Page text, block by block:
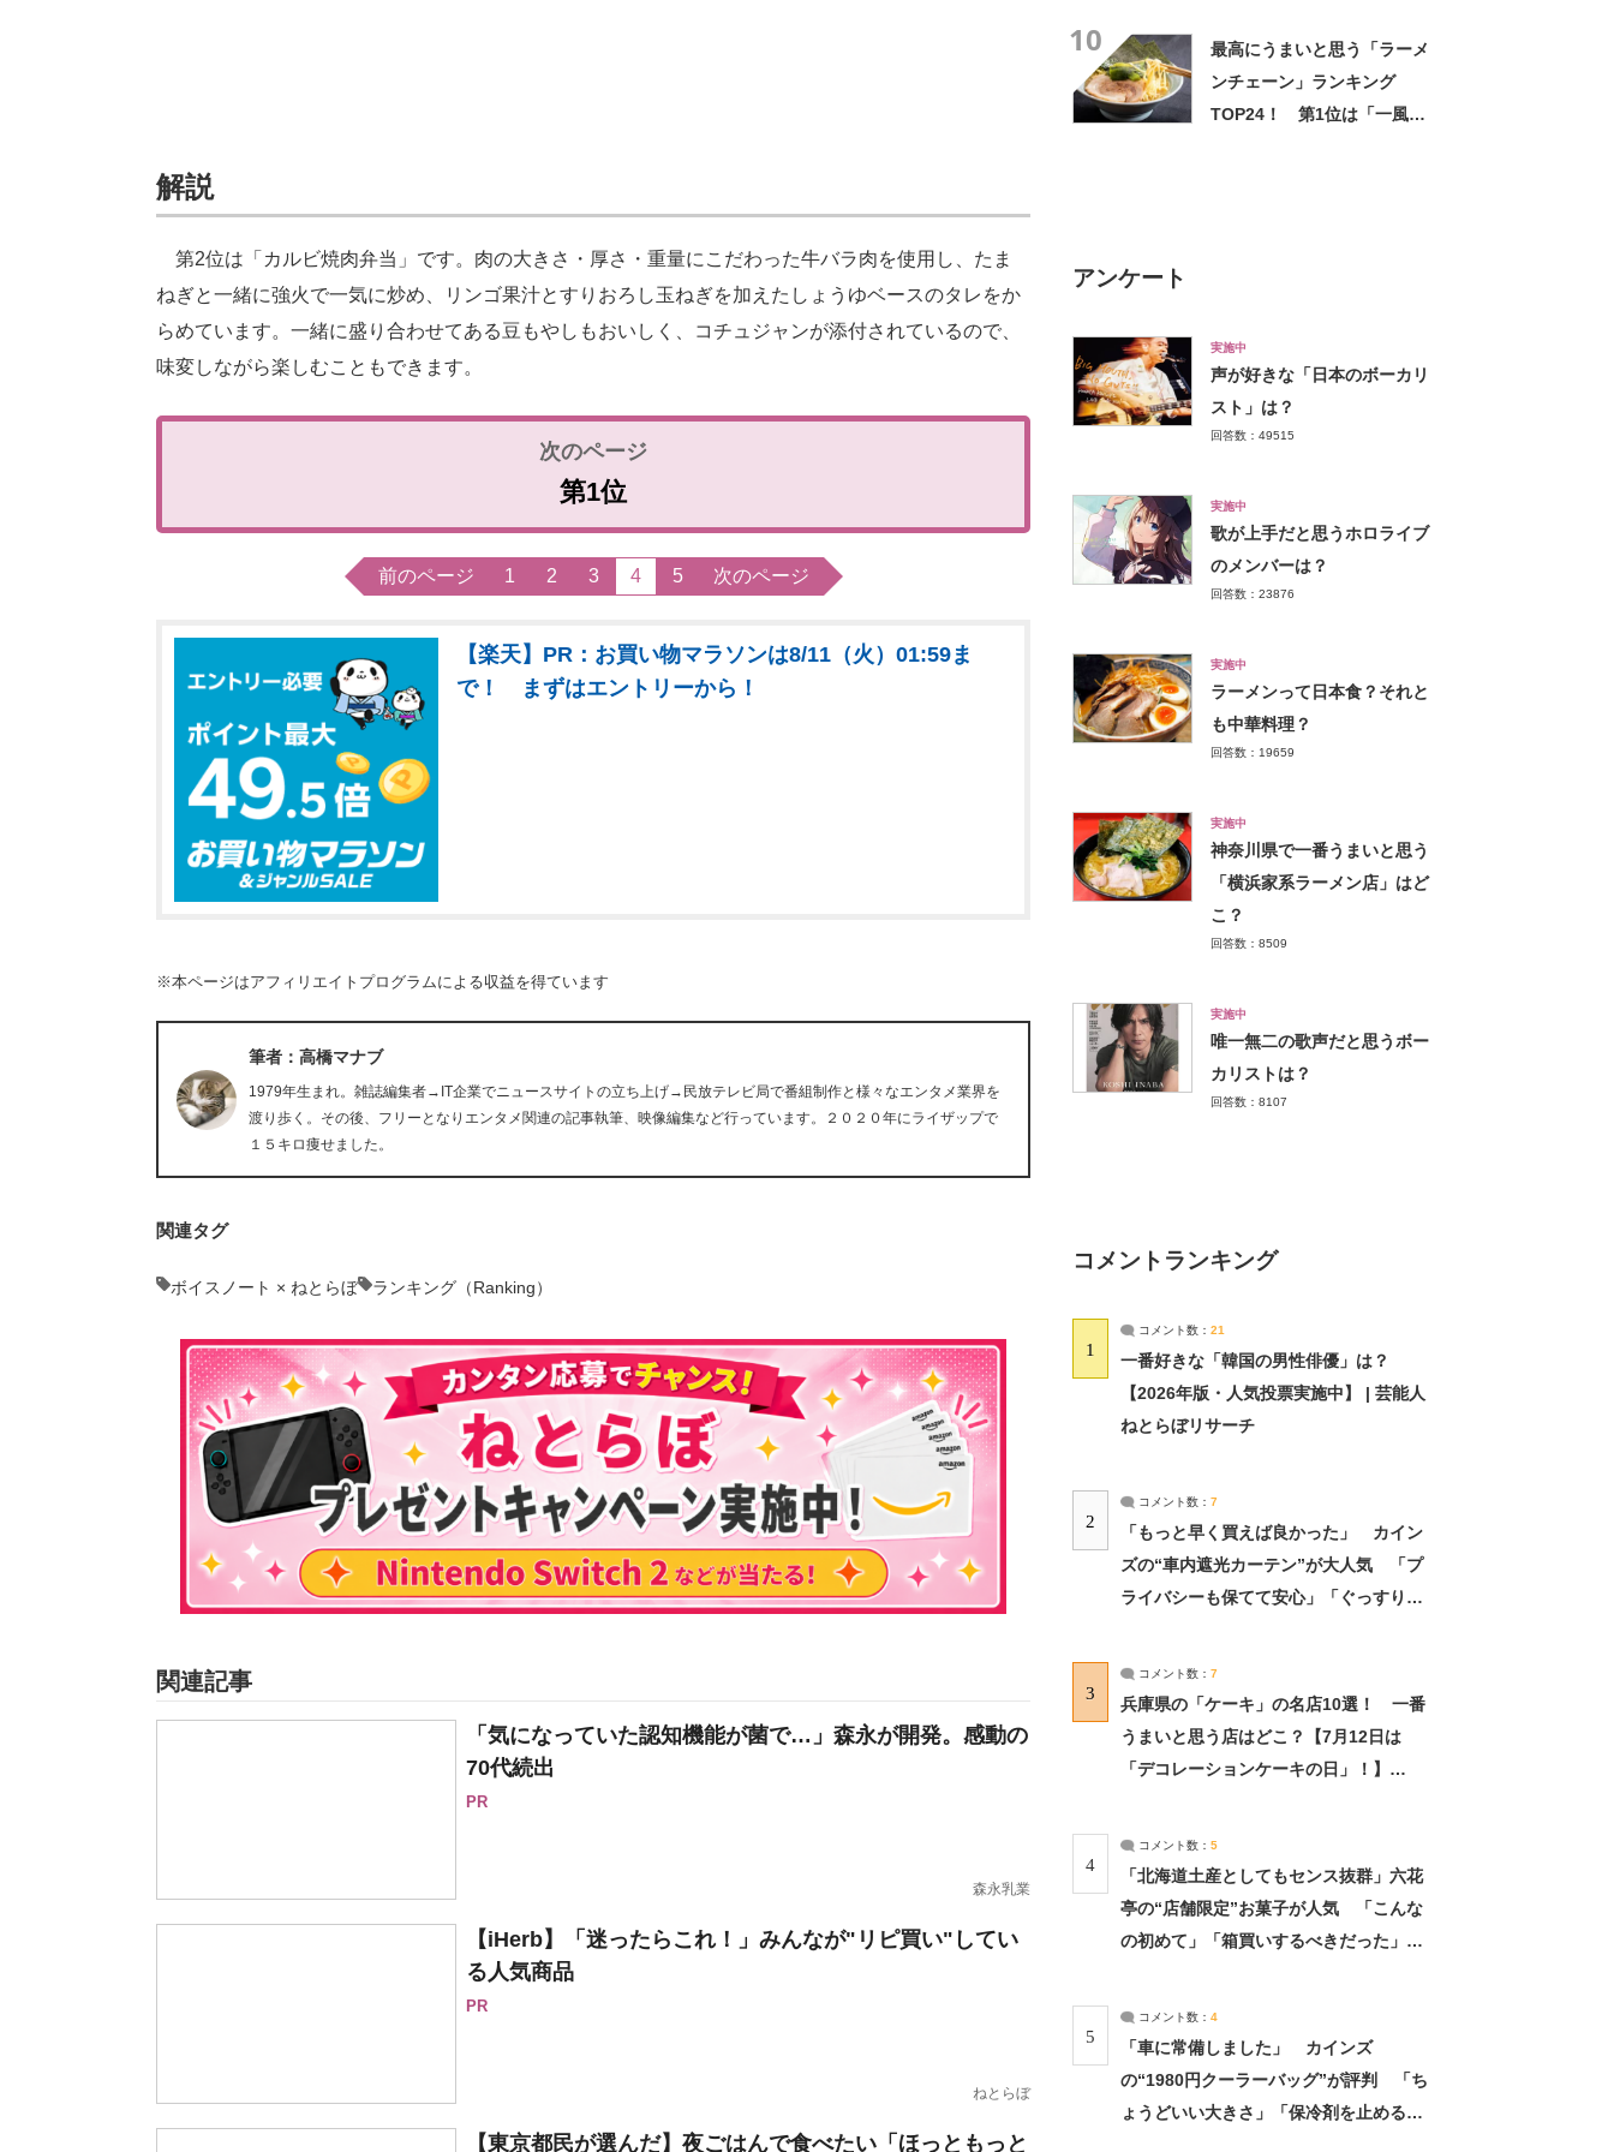
解説
第2位は「カルビ焼肉弁当」です。肉の大きさ・厚さ・重量にこだわった牛バラ肉を使用し、たま
ねぎと一緒に強火で一気に炒め、リンゴ果汁とすりおろし玉ねぎを加えたしょうゆベースのタレをか
らめています。一緒に盛り合わせてある豆もやしもおいしく、コチュジャンが添付されているので、
味変しながら楽しむこともできます。
第1位
前のページ 1 2 3 4 5 次のページ
【楽天】PR：お買い物マラソンは8/11（火）01:59ま
で！ まずはエントリーから！
※本ページはアフィリエイトプログラムによる収益を得ています
筆者：高橋マナブ
1979年生まれ。雑誌編集者→IT企業でニュースサイトの立ち上げ→民放テレビ局で番組制作と様々なエンタメ業界を
渡り歩く。その後、フリーとなりエンタメ関連の記事執筆、映像編集など行っています。２０２０年にライザップで
１５キロ痩せました。
関連タグ
ボイスノート × ねとらぼ ランキング（Ranking）
関連記事
「気になっていた認知機能が菌で…」森永が開発。感動の
70代続出
PR
森永乳業
【iHerb】「迷ったらこれ！」みんなが"リピ買い"してい
る人気商品
PR
ねとらぼ
【東京都民が選んだ】夜ごはんで食べたい「ほっともっと
10
最高にうまいと思う「ラーメ
ンチェーン」ランキング
TOP24！ 第1位は「一風
アンケート
実施中
声が好きな「日本のボーカリ
スト」は？
回答数：49515
実施中
歌が上手だと思うホロライブ
のメンバーは？
回答数：23876
実施中
ラーメンって日本食？それと
も中華料理？
回答数：19659
実施中
神奈川県で一番うまいと思う
「横浜家系ラーメン店」はど
こ？
回答数：8509
実施中
唯一無二の歌声だと思うボー
カリストは？
回答数：8107
コメントランキング
1
コメント数： 21
一番好きな「韓国の男性俳優」は？
【2026年版・人気投票実施中】 | 芸能人
ねとらぼリサーチ
2
コメント数： 7
「もっと早く買えば良かった」 カイン
ズの“車内遮光カーテン”が大人気 「プ
ライバシーも保てて安心」「ぐっすり眠
3
コメント数： 7
兵庫県の「ケーキ」の名店10選！ 一番
うまいと思う店はどこ？【7月12日は
「デコレーションケーキの日」！】
4
コメント数： 5
「北海道土産としてもセンス抜群」六花
亭の“店舗限定”お菓子が人気 「こんな
の初めて」「箱買いするべきだった」
5
コメント数： 4
「車に常備しました」 カインズ
の“1980円クーラーバッグ”が評判 「ち
ょうどいい大きさ」「保冷剤を止めるベ